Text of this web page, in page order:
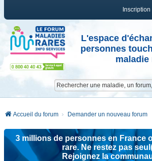
Inscription
L'espace
personnes
maladie
Accueil du forum Demander un nouveau forum
3 millions de personnes en France
rare. Ne restez pas
Rejoignez la